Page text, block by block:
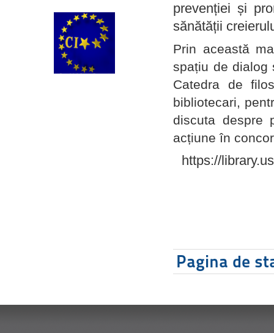
prevenției și
sănătății
Prin această
spațiu de dialog
Catedra de
bibliotecari,
discuta despre
acțiune în
https://
Pagina de